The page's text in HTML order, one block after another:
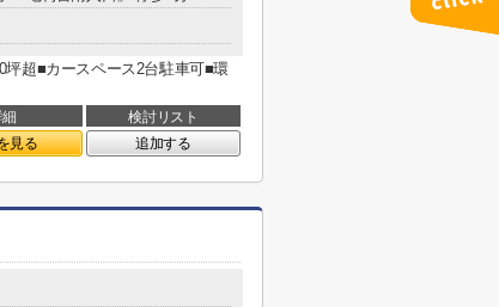
超■カースペース2台駐車可■環
検討リスト
見る 追加する